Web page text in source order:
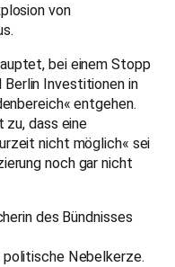
von
bei einem Stopp
Berlin Investitionen in
entgehen.
dass eine
nicht möglich« sei
noch gar nicht
des Bündnisses
Nebelkerze.